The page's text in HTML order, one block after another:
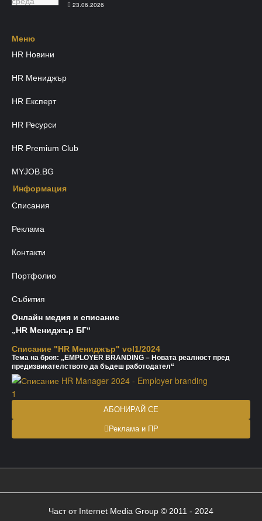
23.06.2026
Меню​
HR Новини
HR Мениджър
HR Експерт
HR Ресурси
HR Premium Club
MYJOB.BG
Информация
Списания
Реклама
Контакти
Портфолио
Събития
Онлайн медия и списание
„HR Мениджър БГ“
Списание "HR Мениджър" vol1/2024
Тема на броя: „EMPLOYER BRANDING – Новата реалност пред
предизвикателството да бъдеш работодател“
АБОНИРАЙ СЕ
Реклама и ПР
Част от Internet Media Group © 2011 - 2024